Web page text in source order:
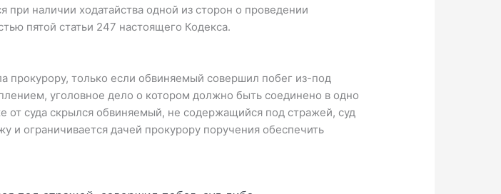
наличии ходатайства одной из сторон о проведении
пятой статьи 247 настоящего Кодекса.
прокурору, только если обвиняемый совершил побег из-под
уголовное дело о котором должно быть соединено в одно
суда скрылся обвиняемый, не содержащийся под стражей, суд
и ограничивается дачей прокурору поручения обеспечить